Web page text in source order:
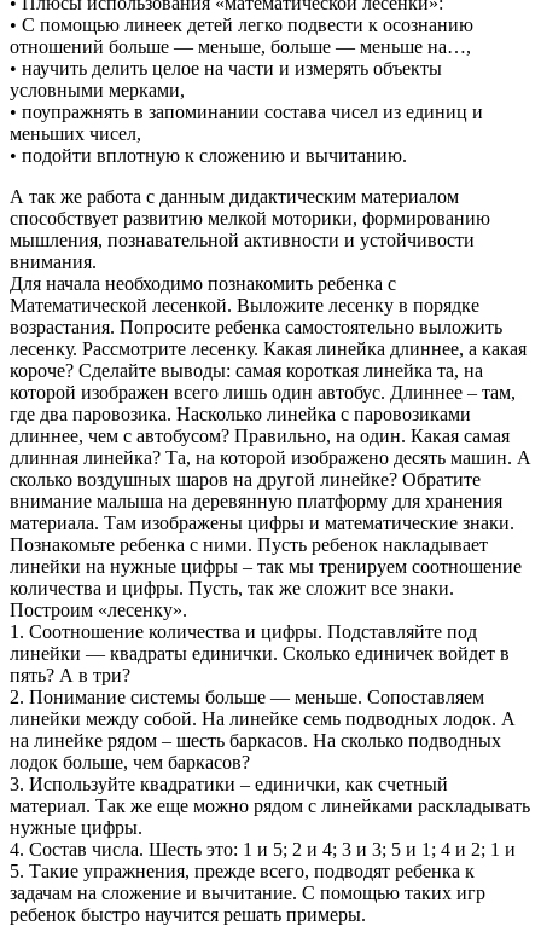
• С помощью линеек детей легко подвести к осознанию
отношений больше — меньше, больше — меньше на…,
• научить делить целое на части и измерять объекты
условными мерками,
• поупражнять в запоминании состава чисел из единиц и
меньших чисел,
• подойти вплотную к сложению и вычитанию.
А так же работа с данным дидактическим материалом
способствует развитию мелкой моторики, формированию
мышления, познавательной активности и устойчивости
внимания.
Для начала необходимо познакомить ребенка с
Математической лесенкой. Выложите лесенку в порядке
возрастания. Попросите ребенка самостоятельно выложить
лесенку. Рассмотрите лесенку. Какая линейка длиннее, а какая
короче? Сделайте выводы: самая короткая линейка та, на
которой изображен всего лишь один автобус. Длиннее – там,
где два паровозика. Насколько линейка с паровозиками
длиннее, чем с автобусом? Правильно, на один. Какая самая
длинная линейка? Та, на которой изображено десять машин. А
сколько воздушных шаров на другой линейке? Обратите
внимание малыша на деревянную платформу для хранения
материала. Там изображены цифры и математические знаки.
Познакомьте ребенка с ними. Пусть ребенок накладывает
линейки на нужные цифры – так мы тренируем соотношение
количества и цифры. Пусть, так же сложит все знаки.
Построим «лесенку».
1. Соотношение количества и цифры. Подставляйте под
линейки — квадраты единички. Сколько единичек войдет в
пять? А в три?
2. Понимание системы больше — меньше. Сопоставляем
линейки между собой. На линейке семь подводных лодок. А
на линейке рядом – шесть баркасов. На сколько подводных
лодок больше, чем баркасов?
3. Используйте квадратики – единички, как счетный
материал. Так же еще можно рядом с линейками раскладывать
нужные цифры.
4. Состав числа. Шесть это: 1 и 5; 2 и 4; 3 и 3; 5 и 1; 4 и 2; 1 и
5. Такие упражнения, прежде всего, подводят ребенка к
задачам на сложение и вычитание. С помощью таких игр
ребенок быстро научится решать примеры.